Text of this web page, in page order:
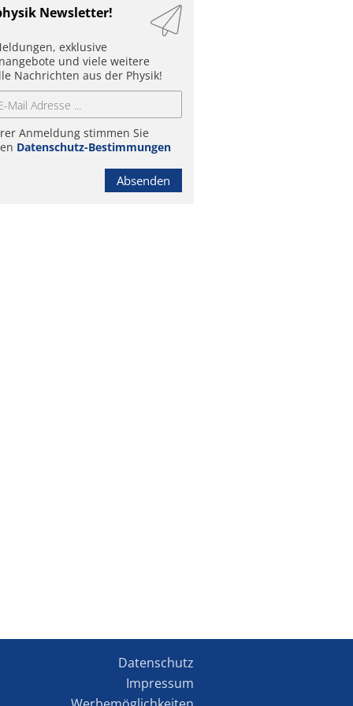
Newsletter!
exklusive
und viele weitere
Nachrichten aus der Physik!
Anmeldung stimmen Sie
Datenschutz-Bestimmungen
Absenden
Datenschutz
Impressum